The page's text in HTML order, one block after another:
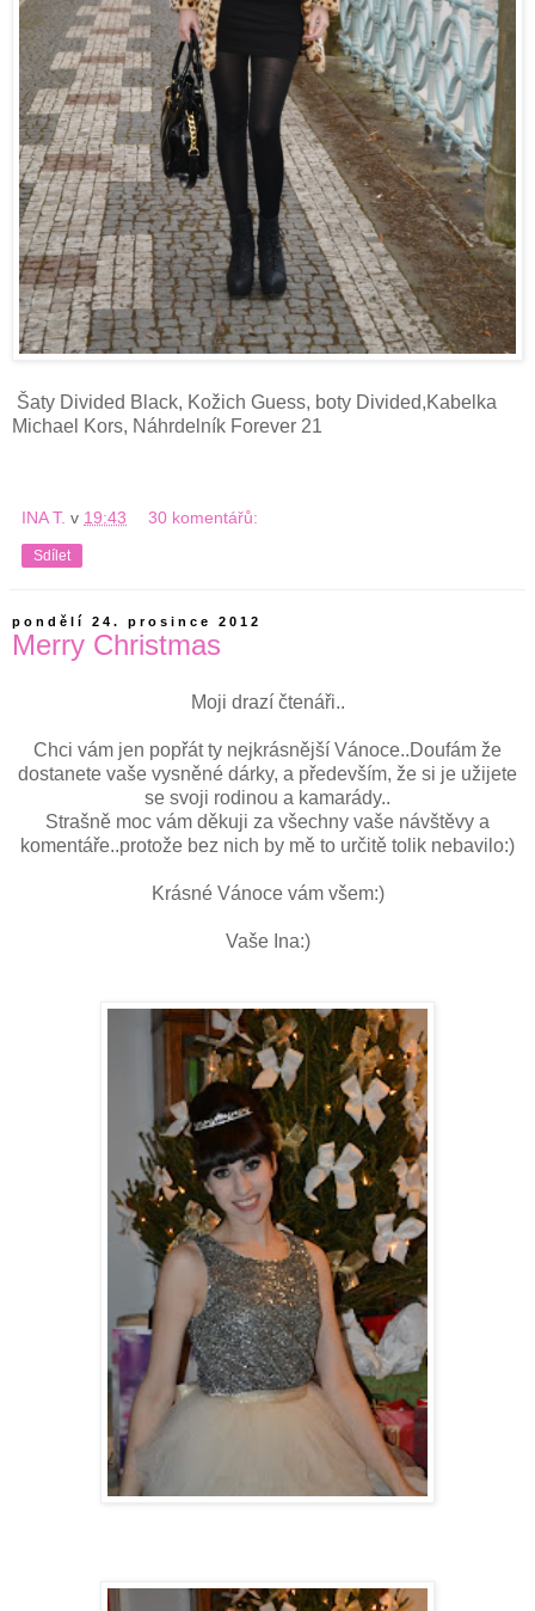
Šaty Divided Black, Kožich Guess, boty Divided,Kabelka
Michael Kors, Náhrdelník Forever 21
INA T. v 19:43 30 komentářů:
Sdílet
pondělí 24. prosince 2012
Merry Christmas
Moji drazí čtenáři..
Chci vám jen popřát ty nejkrásnější Vánoce..Doufám že
dostanete vaše vysněné dárky, a především, že si je užijete
se svoji rodinou a kamarády..
Strašně moc vám děkuji za všechny vaše návštěvy a
komentáře..protože bez nich by mě to určitě tolik nebavilo:)
Krásné Vánoce vám všem:)
Vaše Ina:)